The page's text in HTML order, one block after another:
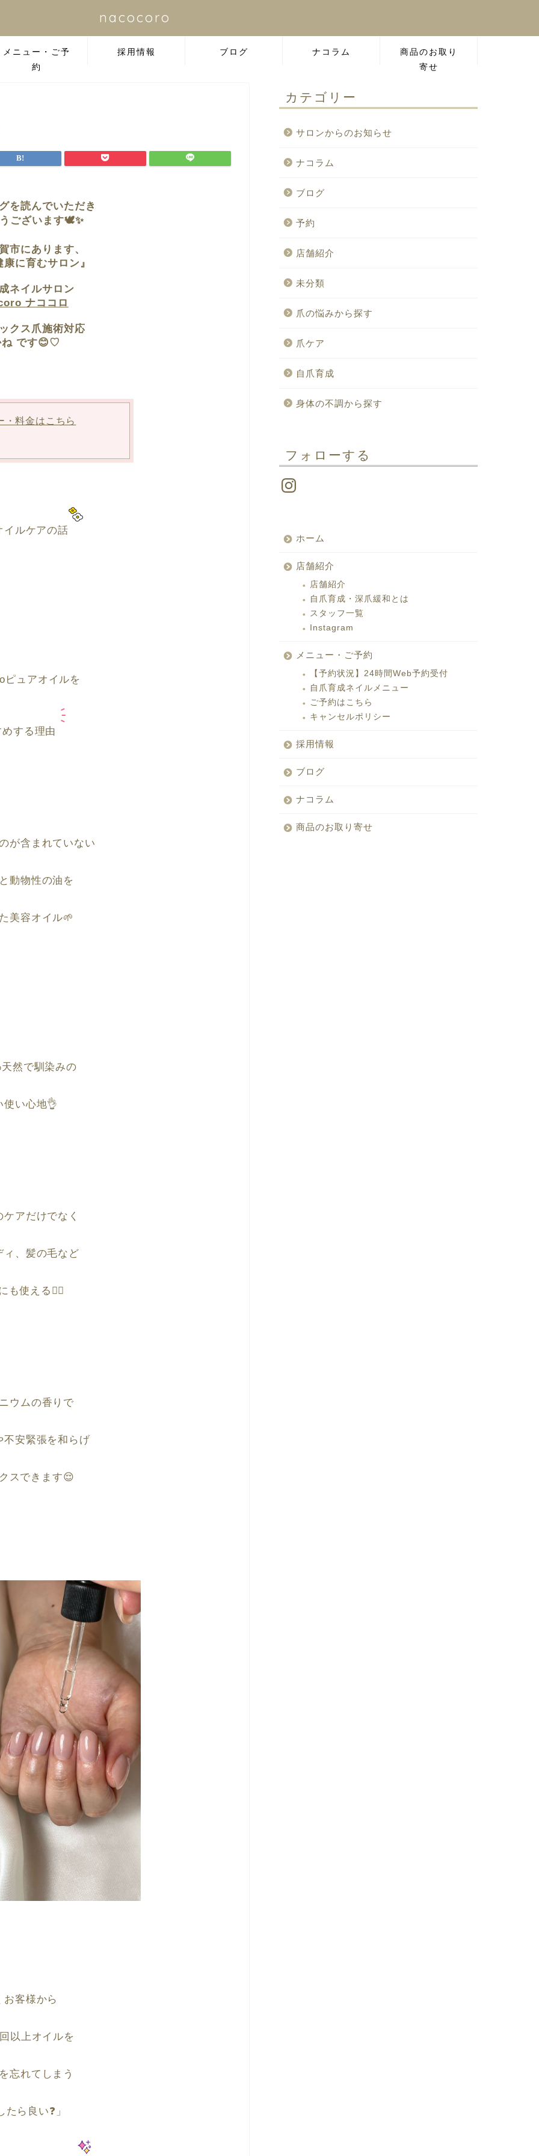
nacocoro
メニュー・ご予
約
採用情報 ブログ ナコラム
商品のお取り
寄せ
を読んでいただき
ございます🕊✨
市にあります、
康に育むサロン』
ネイルサロン
ナココロ
クス爪施術対応
ね です😊♡
・料金はこちら
イルケアの話
ピュアオイルを
めする理由
が含まれていない
動物性の油を
美容オイル🌱
天然で馴染みの
使い心地👌
ケアだけでなく
ィ、髪の毛など
も使える🧚‍♀️
ウムの香りで
不安緊張を和らげ
スできます😌
お客様から
回以上オイルを
忘れてしまう
たら良い❓」
カテゴリー
サロンからのお知らせ
ナコラム
ブログ
予約
店舗紹介
未分類
爪の悩みから探す
爪ケア
自爪育成
身体の不調から探す
フォローする
ホーム
店舗紹介
店舗紹介
自爪育成・深爪緩和とは
スタッフ一覧
Instagram
メニュー・ご予約
【予約状況】24時間Web予約受付
自爪育成ネイルメニュー
ご予約はこちら
キャンセルポリシー
採用情報
ブログ
ナコラム
商品のお取り寄せ